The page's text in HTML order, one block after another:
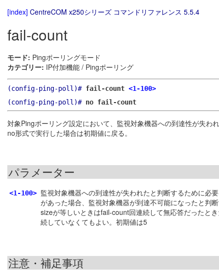
[index] CentreCOM x250シリーズ コマンドリファレンス 5.5.4
fail-count
モード: Pingポーリングモード
カテゴリー: IP付加機能 / Pingポーリング
(config-ping-poll)# fail-count <1-100>
(config-ping-poll)# no fail-count
対象Pingポーリング設定において、監視対象機器への到達性が失わ
no形式で実行した場合は初期値に戻る。
パラメーター
<1-100> 監視対象機器への到達性が失われたと判断するために必
があった場合、監視対象機器が到達不可能になったと判
sizeが等しいときはfail-count回連続して無応答だったと
続していなくてもよい。初期値は5
注意・補足事項